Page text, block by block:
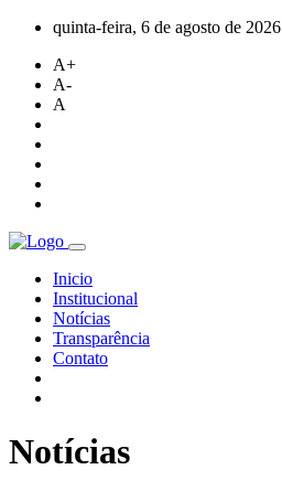
quinta-feira, 6 de agosto de 2026
A+
A-
A
Inicio
Institucional
Notícias
Transparência
Contato
Notícias